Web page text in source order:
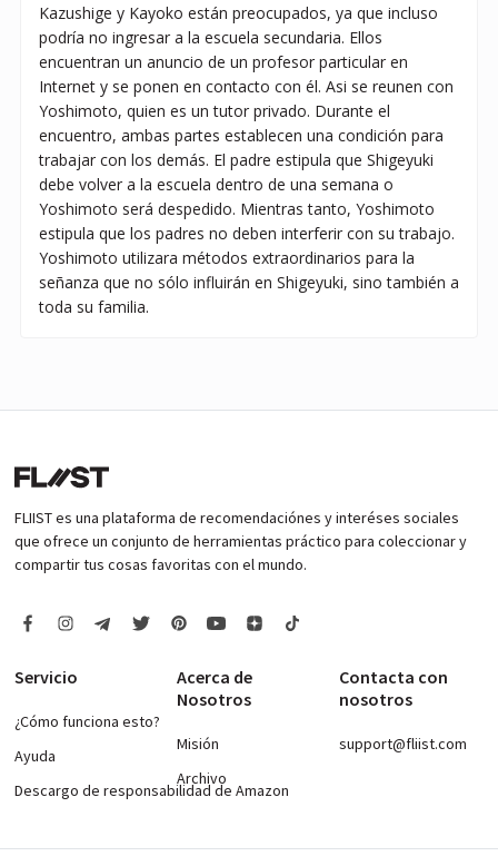
Kazushige y Kayoko están preocupados, ya que incluso
podría no ingresar a la escuela secundaria. Ellos
encuentran un anuncio de un profesor particular en
Internet y se ponen en contacto con él. Asi se reunen con
Yoshimoto, quien es un tutor privado. Durante el
encuentro, ambas partes establecen una condición para
trabajar con los demás. El padre estipula que Shigeyuki
debe volver a la escuela dentro de una semana o
Yoshimoto será despedido. Mientras tanto, Yoshimoto
estipula que los padres no deben interferir con su trabajo.
Yoshimoto utilizara métodos extraordinarios para la
señanza que no sólo influirán en Shigeyuki, sino también a
toda su familia.
FLIIST es una plataforma de recomendaciónes y interéses sociales
que ofrece un conjunto de herramientas práctico para coleccionar y
compartir tus cosas favoritas con el mundo.
Servicio
¿Cómo funciona esto?
Ayuda
Descargo de responsabilidad de Amazon
Acerca de
Nosotros
Misión
Archivo
Contacta con
nosotros
support@fliist.com